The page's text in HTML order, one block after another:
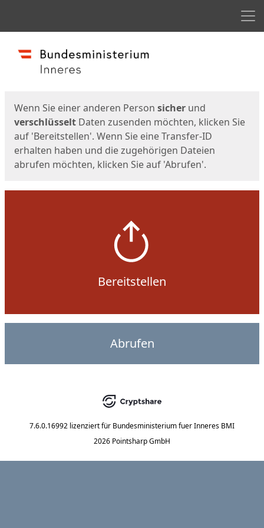
Start
Wenn Sie einer anderen Person sicher und
verschlüsselt Daten zusenden möchten, klicken Sie
auf 'Bereitstellen'. Wenn Sie eine Transfer-ID
erhalten haben und die zugehörigen Dateien
abrufen möchten, klicken Sie auf 'Abrufen'.
Bereitstellen
Abrufen
7.6.0.16992 lizenziert für Bundesministerium fuer Inneres BMI
2026 Pointsharp GmbH